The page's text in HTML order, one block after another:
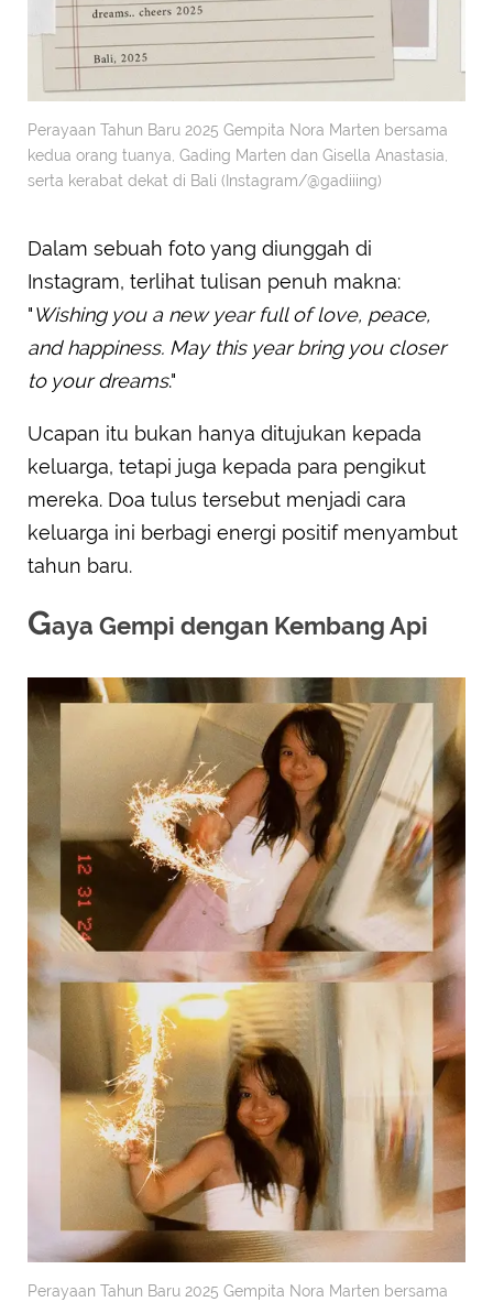
Perayaan Tahun Baru 2025 Gempita Nora Marten bersama
kedua orang tuanya, Gading Marten dan Gisella Anastasia,
serta kerabat dekat di Bali (Instagram/@gadiiing)
Dalam sebuah foto yang diunggah di
Instagram, terlihat tulisan penuh makna:
"Wishing you a new year full of love, peace,
and happiness. May this year bring you closer
to your dreams."
Ucapan itu bukan hanya ditujukan kepada
keluarga, tetapi juga kepada para pengikut
mereka. Doa tulus tersebut menjadi cara
keluarga ini berbagi energi positif menyambut
tahun baru.
Gaya Gempi dengan Kembang Api
Perayaan Tahun Baru 2025 Gempita Nora Marten bersama